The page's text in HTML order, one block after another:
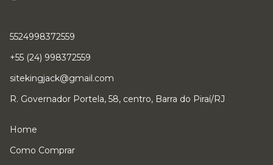
5524998372559
+55 (24) 998372559
sitekingjack@gmail.com
R. Governador Portela, 58, centro, Barra do Piraí/RJ
Home
Como Comprar